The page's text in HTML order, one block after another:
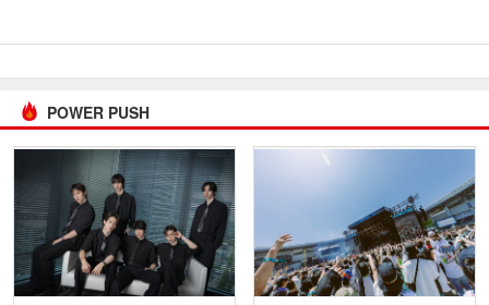
POWER PUSH